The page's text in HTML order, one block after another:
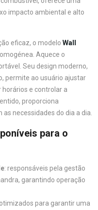
impacto ambiental e alto
eficaz, o modelo Wall
Aquece o
Seu design moderno,
permite ao usuário ajustar
e controlar a
proporciona
necessidades do dia a dia.
para o
: responsáveis pela gestão
garantindo operação
para garantir uma